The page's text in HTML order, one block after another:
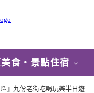
美食‧景點住宿
區』九份老街吃喝玩樂半日遊